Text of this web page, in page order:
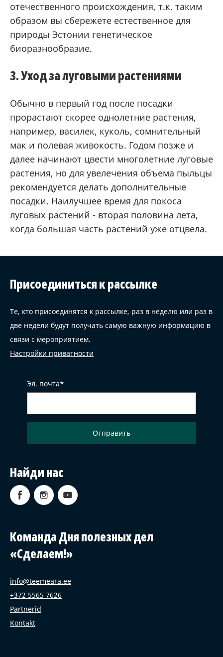
отечественного происхождения, т.к. таким
образом вы сбережете естественное для
природы Эстонии генетическое
биоразнообразие.
3. Уход за луговыми растениями
Обычно в первый год после посадки
прорастают скорее однолетние растения,
например, василек, куколь, сомнительный
мак и полевая живокость. Годом позже и
далее начинают цвести многолетние луговые
растения, но для увелечения объема пыльцы
рекомендуется делать дополнительные
посадки. Наилучшее время для покоса
луговых растений - вторая половина лета,
когда большая часть растений уже отцвела.
Присоединиться к рассылке
Те, кто присоединятся к рассылке, раз в неделю или раз в
две недели будут получать самую важную информацию в
связи с мероприятием.
Настройки приватности
Эл. почта
Найди нас
Команда Дня полезных дел
«Сделаем!»
info@teemeara.ee
+372 5565 7626
Partnerid
Kontakt